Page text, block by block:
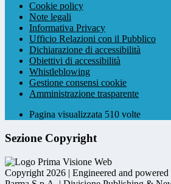
Cookie policy
Note legali
Informativa Privacy
Ufficio Relazioni con il Pubblico
Dichiarazione di accessibilità
Obiettivi di accessibilità
Whistleblowing
Gestione consensi cookie
Amministrazione trasparente
Pagina visualizzata 510 volte
Sezione Copyright
Copyright 2026 | Engineered and